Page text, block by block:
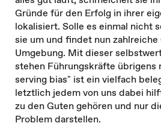
Gründe für den Erfolg in ihrer
lokalisiert. Solle es einmal nicht
sie um und findet nun
Umgebung. Mit dieser
stehen Führungskräfte übrigens
serving bias" ist ein vielfach
letztlich jedem von uns dabei
zu den Guten gehören und nur
Problem darstellen.